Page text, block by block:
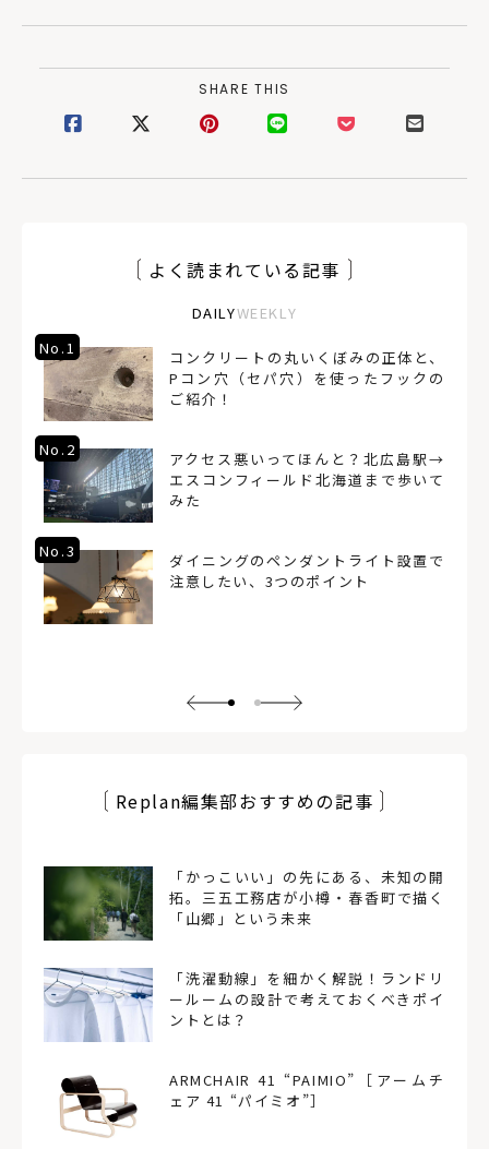
SHARE THIS
よく読まれている記事
DAILYWEEKLY
No.1
コンクリートの丸いくぼみの正体と、
Pコン穴（セパ穴）を使ったフックの
ご紹介！
No.2
アクセス悪いってほんと？北広島駅→
エスコンフィールド北海道まで歩いて
みた
No.3
ダイニングのペンダントライト設置で
注意したい、3つのポイント
Replan編集部おすすめの記事
「かっこいい」の先にある、未知の開
拓。三五工務店が小樽・春香町で描く
「山郷」という未来
「洗濯動線」を細かく解説！ランドリ
ールームの設計で考えておくべきポイ
ントとは？
ARMCHAIR 41 “PAIMIO”［アームチ
ェア 41 “パイミオ”］